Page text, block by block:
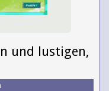
und lustigen,